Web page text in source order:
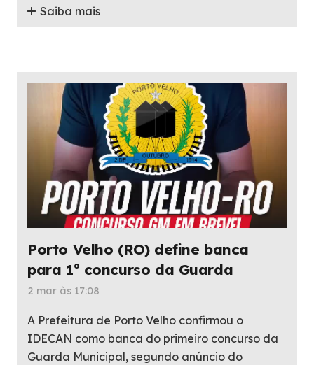
Saiba mais
Porto Velho (RO) define banca
para 1º concurso da Guarda
2 mar às 17:08
A Prefeitura de Porto Velho confirmou o
IDECAN como banca do primeiro concurso da
Guarda Municipal, segundo anúncio do